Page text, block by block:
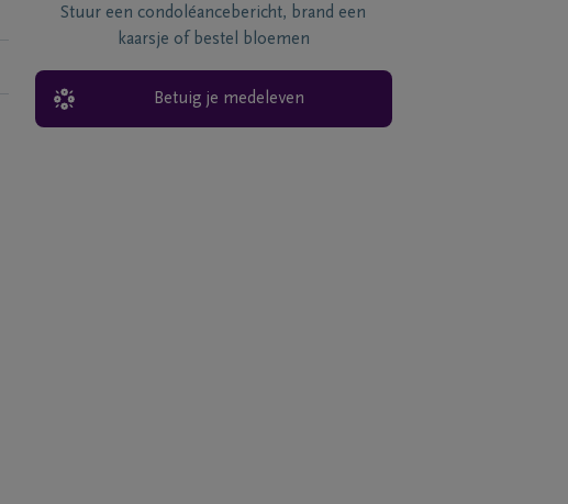
Stuur een condoléancebericht, brand een
kaarsje of bestel bloemen
Betuig je medeleven